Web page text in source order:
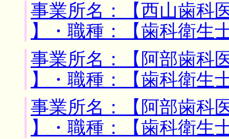
事業所名：【西山歯科
】・職種：【歯科衛生
事業所名：【阿部歯科
】・職種：【歯科衛生
事業所名：【阿部歯科
】・職種：【歯科衛生